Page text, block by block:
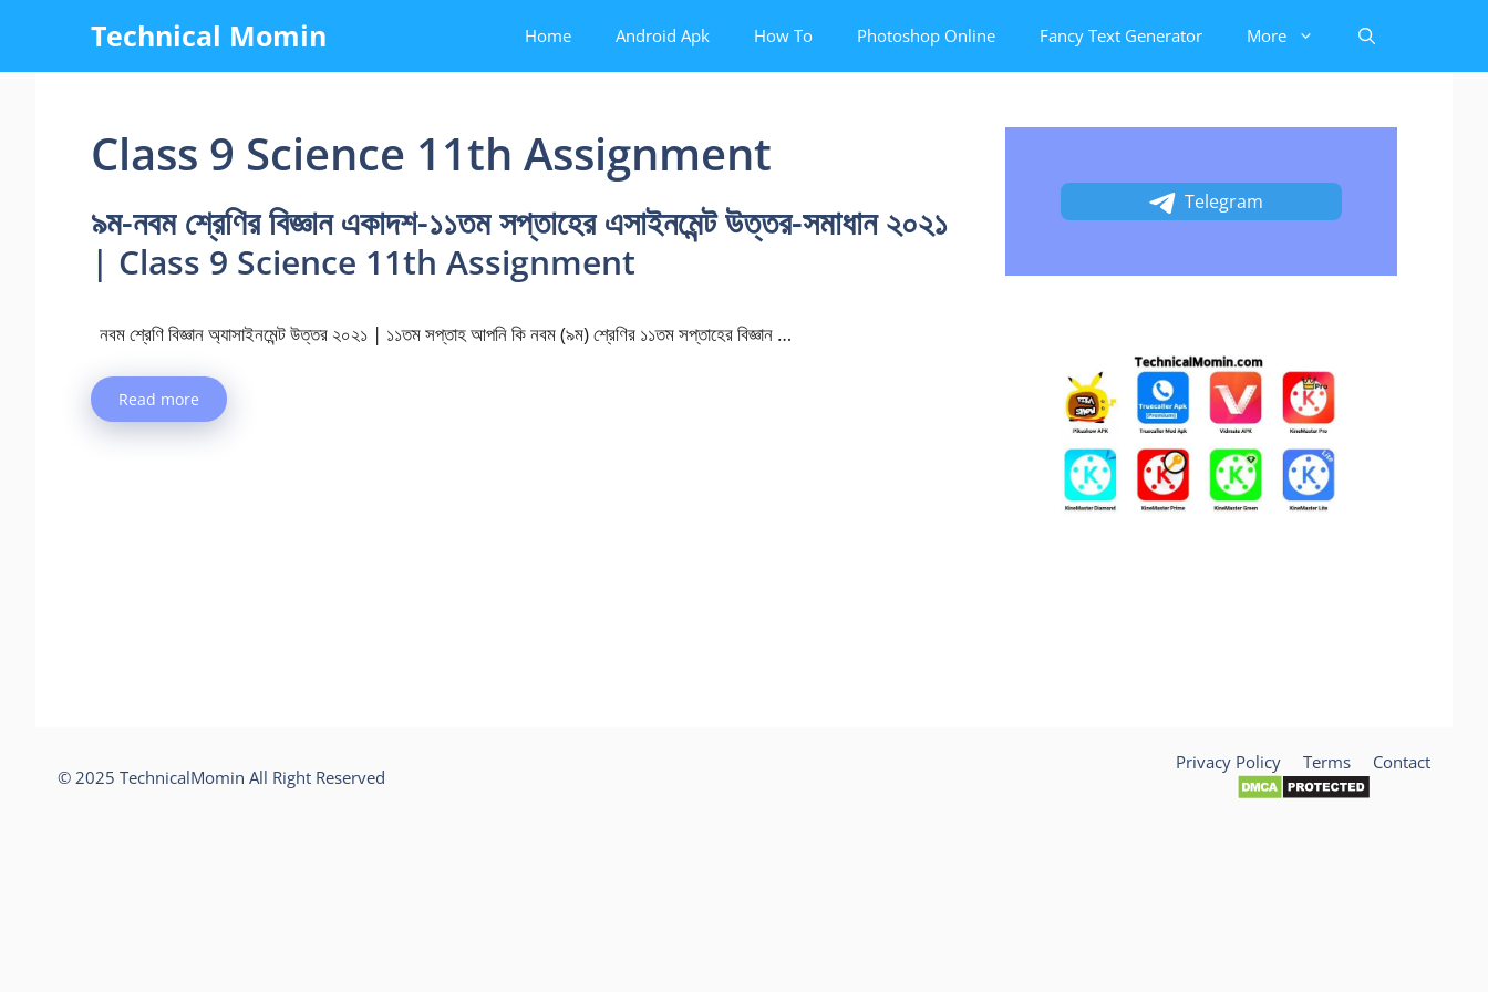
content
Technical Momin Home Android Apk How To Photoshop Online Fancy Text Generator More
Class 9 Science 11th Assignment
৯ম-নবম শ্রেণির বিজ্ঞান একাদশ-১১তম সপ্তাহের এসাইনমেন্ট উত্তর-সমাধান ২০২১
| Class 9 Science 11th Assignment
নবম শ্রেণি বিজ্ঞান অ্যাসাইনমেন্ট উত্তর ২০২১ | ১১তম সপ্তাহ আপনি কি নবম (৯ম) শ্রেণির ১১তম সপ্তাহের বিজ্ঞান …
Read more
Telegram
Privacy Policy Terms Contact
© 2025 TechnicalMomin All Right Reserved